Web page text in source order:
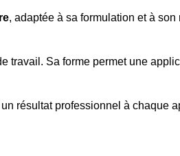
, adaptée à sa formulation et à
travail. Sa forme permet une
un résultat professionnel à chaque